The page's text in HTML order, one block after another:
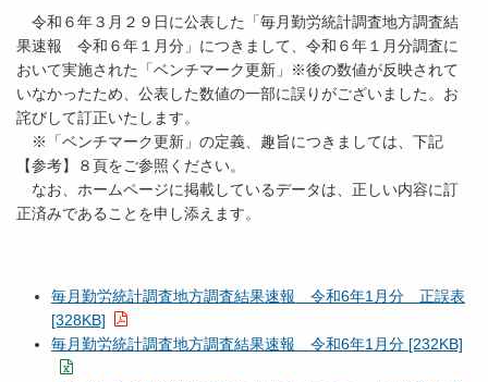
令和６年３月２９日に公表した「毎月勤労統計調査地方調査結
果速報 令和６年１月分」につきまして、令和６年１月分調査に
おいて実施された「ベンチマーク更新」※後の数値が反映されて
いなかったため、公表した数値の一部に誤りがございました。お
詫びして訂正いたします。
※「ベンチマーク更新」の定義、趣旨につきましては、下記
【参考】８頁をご参照ください。
なお、ホームページに掲載しているデータは、正しい内容に訂
正済みであることを申し添えます。
毎月勤労統計調査地方調査結果速報 令和6年1月分 正誤表
[328KB]
毎月勤労統計調査地方調査結果速報 令和6年1月分 [232KB]
（平